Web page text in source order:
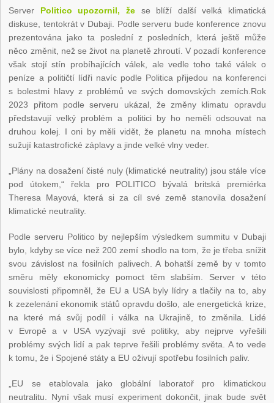
Server Politico upozornil, že se blíží další velká klimatická
diskuse, tentokrát v Dubaji. Podle serveru bude konference znovu
prezentována jako ta poslední z posledních, která ještě může
něco změnit, než se život na planetě zhroutí. V pozadí konference
však stojí stín probíhajících válek, ale vedle toho také válek o
peníze a političtí lídři navíc podle Politica přijedou na konferenci
s bolestmi hlavy z problémů ve svých domovských zemích.Rok
2023 přitom podle serveru ukázal, že změny klimatu opravdu
představují velký problém a politici by ho neměli odsouvat na
druhou kolej. I oni by měli vidět, že planetu na mnoha místech
sužují katastrofické záplavy a jinde velké vlny veder.
„Plány na dosažení čisté nuly (klimatické neutrality) jsou stále více
pod útokem,“ řekla pro POLITICO bývalá britská premiérka
Theresa Mayová, která si za cíl své země stanovila dosažení
klimatické neutrality.
Podle serveru Politico by nejlepším výsledkem summitu v Dubaji
bylo, kdyby se více než 200 zemí shodlo na tom, že je třeba snížit
svou závislost na fosilních palivech. A bohatší země by v tomto
směru měly ekonomicky pomoct těm slabším. Server v této
souvislosti připomněl, že EU a USA byly lídry a tlačily na to, aby
k zezelenání ekonomik států opravdu došlo, ale energetická krize,
na které má svůj podíl i válka na Ukrajině, to změnila. Lidé
v Evropě a v USA vyzývají své politiky, aby nejprve vyřešili
problémy svých lidí a pak teprve řešili problémy světa. A to vede
k tomu, že i Spojené státy a EU oživují spotřebu fosilních paliv.
„EU se etablovala jako globální laboratoř pro klimatickou
neutralitu. Nyní však musí experiment dokončit, jinak bude svět